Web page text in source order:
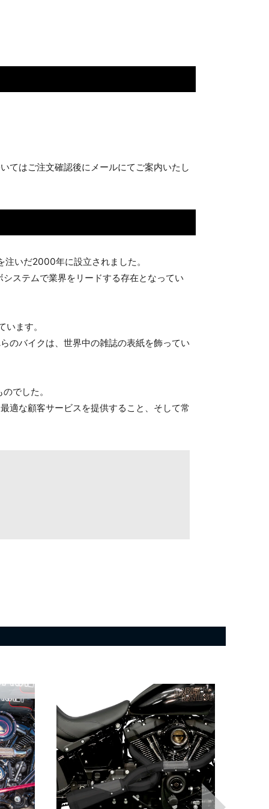
てはご注文確認後にメールにてご案内いたし
いだ2000年に設立されました。
ステムで業界をリードする存在となってい
ます。
のバイクは、世界中の雑誌の表紙を飾ってい
でした。
適な顧客サービスを提供すること、そして常